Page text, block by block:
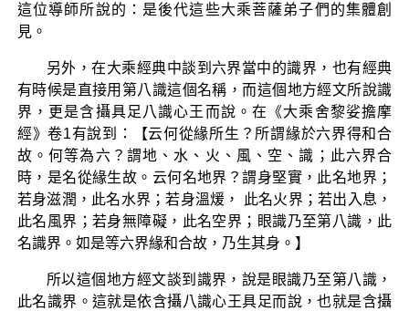
這位導師所說的：是後代這些大乘菩薩弟子們的集體創
見。
另外，在大乘經典中談到六界當中的識界，也有經典
有時候是直接用第八識這個名稱，而這個地方經文所說識
界，更是含攝具足八識心王而說。在《大乘舍黎娑擔摩
經》卷1有說到：【云何從緣所生？所謂緣於六界得和合
故。何等為六？謂地、水、火、風、空、識；此六界合
時，是名從緣生故。云何名地界？謂身堅實，此名地界；
若身滋潤，此名水界；若身溫煖， 此名火界；若出入息，
此名風界；若身無障礙，此名空界；眼識乃至第八識，此
名識界。如是等六界緣和合故，乃生其身。】
所以這個地方經文談到識界，說是眼識乃至第八識，
此名識界。這就是依含攝八識心王具足而說，也就是含攝